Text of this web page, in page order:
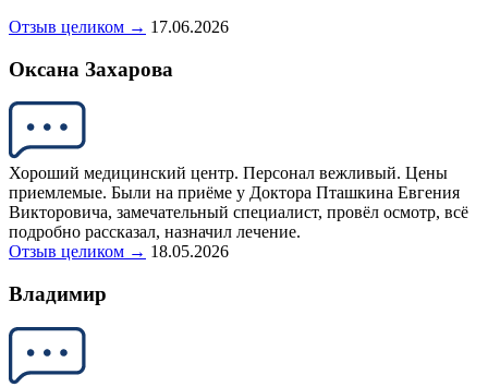
Отзыв целиком → 17.06.2026
Оксана Захарова
Хороший медицинский центр. Персонал вежливый. Цены
приемлемые. Были на приёме у Доктора Пташкина Евгения
Викторовича, замечательный специалист, провёл осмотр, всё
подробно рассказал, назначил лечение.
Отзыв целиком → 18.05.2026
Владимир